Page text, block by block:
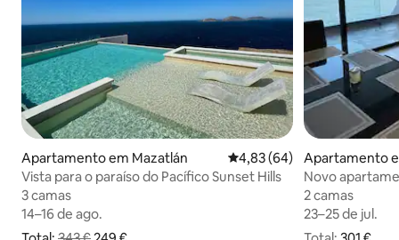
Apartamento em Mazatlán
Vista para o paraíso do Pacífico Sunset Hills
3 camas
3 camas
14–16 de ago.
14–16 de ago.
Classificação média de
4,83 (64)
Apartamento
Novo
passeio
2 camas
2 camas
23–25 de jul.
23–25 de jul.